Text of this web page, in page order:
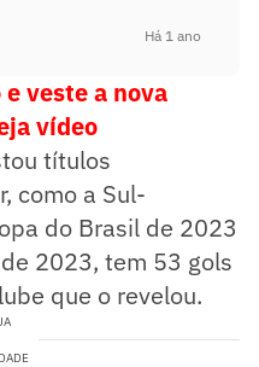
Há 1 ano
veste a nova
vídeo
títulos
como a Sul-
do Brasil de 2023
2023, tem 53 gols
que o revelou.